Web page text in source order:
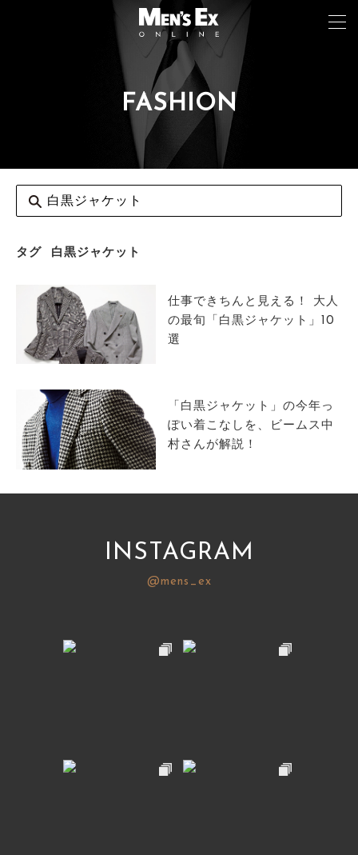
FASHION
タグ 白黒ジャケット
仕事できちんと見える！ 大人
の最旬「白黒ジャケット」10
選
「白黒ジャケット」の今年っ
ぽい着こなしを、ビームス中
村さんが解説！
INSTAGRAM
@mens_ex
CAR&BIKE
LIFESTYLE
MAGAZINE
ABOUT SITE
サイトマップ